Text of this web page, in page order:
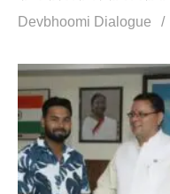
Devbhoomi Dialogue